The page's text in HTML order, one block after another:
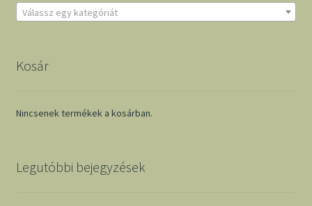
Válassz egy kategóriát
Kosár
Nincsenek termékek a kosárban.
Legutóbbi bejegyzések